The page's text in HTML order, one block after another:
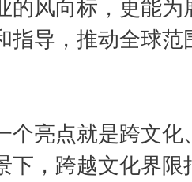
的风向标，更能
指导，推动全球
个亮点就是跨文
下，跨越文化界